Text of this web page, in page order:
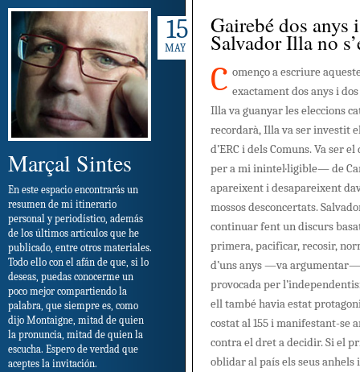
Marçal Sintes
En este espacio encontrarás un
resumen de mi itinerario
personal y periodístico, además
de los últimos artículos que he
publicado, entre otros materiales.
Todo ello con el afán de que, si lo
deseas, puedas conocerme un
poco mejor compartiendo la
palabra, que siempre es, como
dijo Montaigne, mitad de quien
la pronuncia, mitad de quien la
escucha. Espero de verdad que
aceptes la invitación.
15
MAY
Gairebé dos anys
Salvador Illa no
C omenço a escriure
exactament dos anys i
Illa va guanyar les eleccions
recordarà, Illa va ser investit
d’ERC i dels Comuns. Va ser
per a mi inintel·ligible— de
apareixent i desapareixent
mossos desconcertats.
continuar fent un discurs
primera, pacificar, recosir,
d’uns anys —va
provocada per
ell també havia estat
costat al 155 i manifestant-se
contra el dret a decidir. Si el
oblidar al país els seus